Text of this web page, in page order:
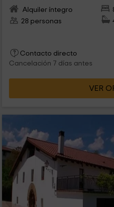
Alquiler íntegro
28 personas
Contacto directo
Cancelación 7 días antes
VER